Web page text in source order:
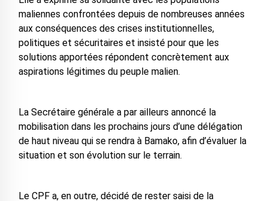
maliennes confrontées depuis de nombreuses années
aux conséquences des crises institutionnelles,
politiques et sécuritaires et insisté pour que les
solutions apportées répondent concrètement aux
aspirations légitimes du peuple malien.
La Secrétaire générale a par ailleurs annoncé la
mobilisation dans les prochains jours d’une délégation
de haut niveau qui se rendra à Bamako, afin d’évaluer la
situation et son évolution sur le terrain.
Le CPF a, en outre, décidé de rester saisi de la